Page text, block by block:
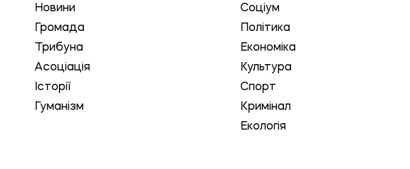
Новини
Громада
Трибуна
Асоціація
Історії
Гуманізм
Соціум
Політика
Економіка
Культура
Спорт
Кримінал
Екологія